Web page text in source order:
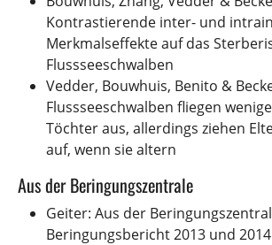
Kontrastierende inter- und
Merkmalseffekte auf das
Flussseeschwalben
Vedder, Bouwhuis, Benito &
Flussseeschwalben fliegen
Töchter aus, allerdings ziehen
auf, wenn sie altern
Aus der Beringungszentrale
Geiter: Aus der
Beringungsbericht 2013 und 2014